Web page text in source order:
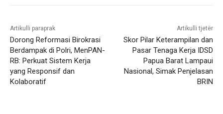
Artikulli paraprak
Dorong Reformasi Birokrasi
Berdampak di Polri, MenPAN-
RB: Perkuat Sistem Kerja
yang Responsif dan
Kolaboratif
Artikulli tjetër
Skor Pilar Keterampilan dan
Pasar Tenaga Kerja IDSD
Papua Barat Lampaui
Nasional, Simak Penjelasan
BRIN